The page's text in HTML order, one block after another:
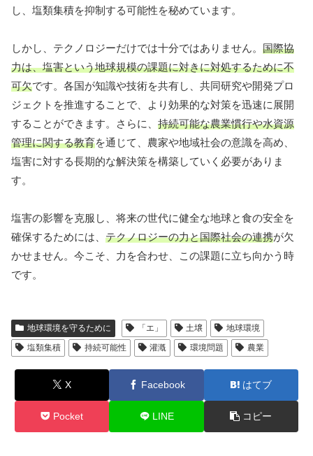
し、塩類集積を抑制する可能性を秘めています。
しかし、テクノロジーだけでは十分ではありません。 国際協
力は、塩害という地球規模の課題に対きに対処するために不
可欠です。各国が知識や技術を共有し、共同研究や開発プロ
ジェクトを推進することで、より効果的な対策を迅速に展開
することができます。さらに、 持続可能な農業慣行や水資源
管理に関する教育を通じて、農家や地域社会の意識を高め、
塩害に対する長期的な解決策を構築していく必要がありま
す。
塩害の影響を克服し、将来の世代に健全な地球と食の安全を
確保するためには、 テクノロジーの力と国際社会の連携が欠
かせません。今こそ、力を合わせ、この課題に立ち向かう時
です。
地球環境を守るために 「エ」 土壌
地球環境
塩類集積
持続可能性 灌漑 環境問題 農業
X Facebook はてブ
Pocket LINE コピー